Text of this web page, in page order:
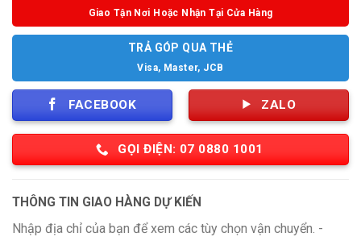
Giao Tận Nơi Hoặc Nhận Tại Cửa Hàng
TRẢ GÓP QUA THẺ
Visa, Master, JCB
FACEBOOK ZALO
GỌI ĐIỆN: 07 0880 1001
THÔNG TIN GIAO HÀNG DỰ KIẾN
Nhập địa chỉ của bạn để xem các tùy chọn vận chuyển. -